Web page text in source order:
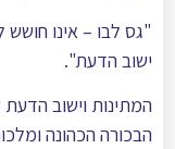
"גס לבו – אינו חושש
ישוב הדעת".
המתינות וישוב
הבכורה הכהונה